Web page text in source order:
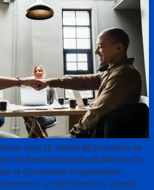
unos 18 meses #Entrecanos se
de Emprendedores de México en
el Ecosistema Emprendedor
. y hoy hicimos lo propio